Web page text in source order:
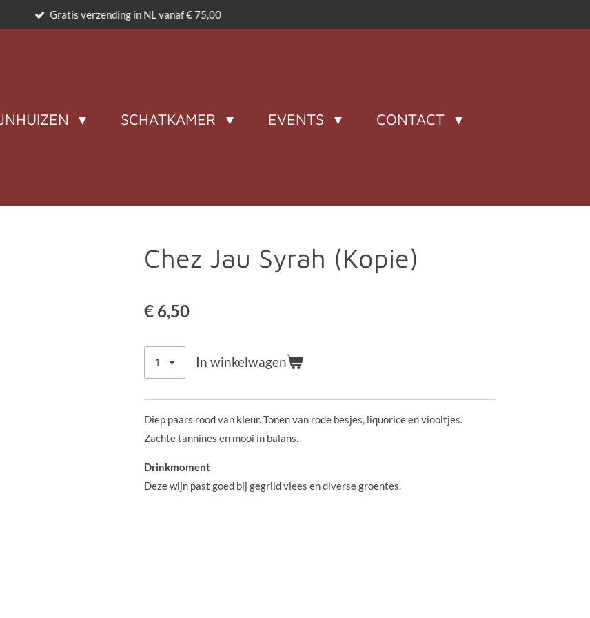
Gratis verzending in NL vanaf € 75,00
SCHATKAMER EVENTS
CONTACT
Chez Jau Syrah (Kopie)
€ 6,50
In winkelwagen
Diep paars rood van kleur. Tonen van rode besjes, liquorice en viooltjes.
Zachte tannines en mooi in balans.
Drinkmoment
Deze wijn past goed bij gegrild vlees en diverse groentes.